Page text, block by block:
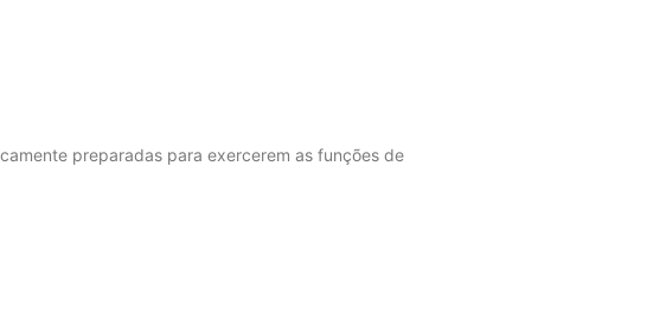
preparadas para exercerem as funções de